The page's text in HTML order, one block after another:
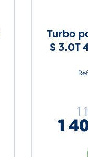
Turbo
S 3.0T
1
1